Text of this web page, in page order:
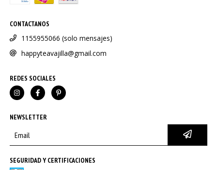
CONTACTANOS
1155955066 (solo mensajes)
happyteavajilla@gmail.com
REDES SOCIALES
NEWSLETTER
SEGURIDAD Y CERTIFICACIONES